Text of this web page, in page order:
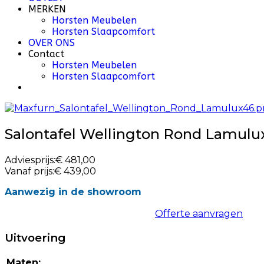
MERKEN
Horsten Meubelen
Horsten Slaapcomfort
OVER ONS
Contact
Horsten Meubelen
Horsten Slaapcomfort
Salontafel Wellington Rond
Adviesprijs:€ 481,00
Vanaf prijs:€ 439,00
Aanwezig in de showroom
Offerte aanvragen
Uitvoering